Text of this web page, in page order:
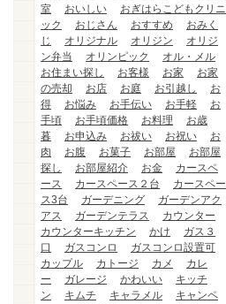
室
おいしい
おぎはらこどもクリニ
ック
おじさん おすすめ
おみく
じ
オリジナル オリジン
オリジ
ン弁当
オリンピック
オル・メル
お住まい探し
お客様 お家
お家
の売却
お店 お庭 お引越し
お
得
お悩み お手伝い お手軽
お
手頃
お手頃価格 お料理
お歳
暮
お申込み お祓い お祝い
お
肉
お腹 お菓子 お部屋
お部屋
探し
お部屋紹介 お金
カースペ
ース
カースペース２台
カースペー
ス3台
ガーデニング
ガーデンアク
アス
ガーデンテラス
カウンター
カウンターキッチン
かけ
ガス３
口
ガスコンロ
ガスコンロ設置可
カップル
カトージ カメ
カレ
ー
ガレージ かわいい
キッチ
ン
キムチ キャラメル
キャンペ